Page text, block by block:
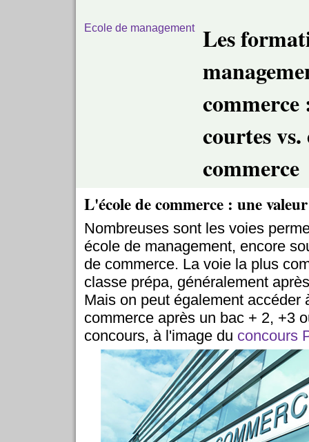
Ecole de management
Les
commerce
courtes vs.
commerce
L'école de commerce : une
Nombreuses sont les voies
école de management, encore
de commerce. La voie la plus
classe prépa, généralement
Mais on peut également accéder
commerce après un bac + 2, +3
concours, à l'image du concours